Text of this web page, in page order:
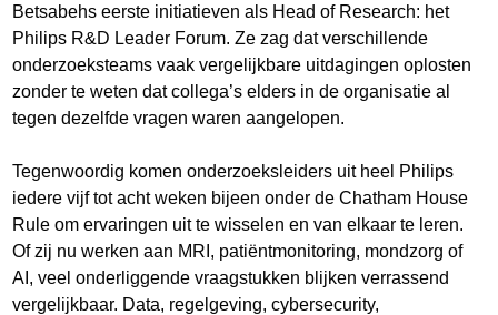
Betsabehs eerste initiatieven als Head of Research: het
Philips R&D Leader Forum. Ze zag dat verschillende
onderzoeksteams vaak vergelijkbare uitdagingen oplosten
zonder te weten dat collega’s elders in de organisatie al
tegen dezelfde vragen waren aangelopen.
Tegenwoordig komen onderzoeksleiders uit heel Philips
iedere vijf tot acht weken bijeen onder de Chatham House
Rule om ervaringen uit te wisselen en van elkaar te leren.
Of zij nu werken aan MRI, patiëntmonitoring, mondzorg of
AI, veel onderliggende vraagstukken blijken verrassend
vergelijkbaar. Data, regelgeving, cybersecurity,